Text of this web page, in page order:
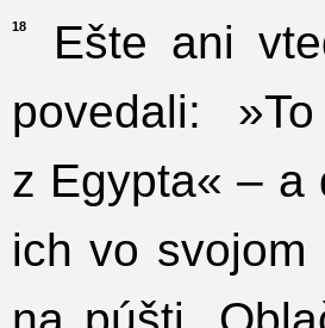
18
Ešte ani
povedali:
z Egypta« – a
ich vo svojom